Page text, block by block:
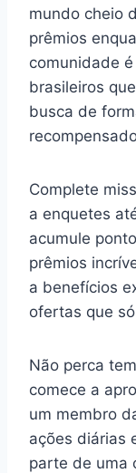
mundo cheio
prêmios
comunidade
brasileiros
busca de
Complete
a enquetes
acumule
prêmios
a benefícios
ofertas que
Não perca
comece a
um membro
ações diárias
parte de uma